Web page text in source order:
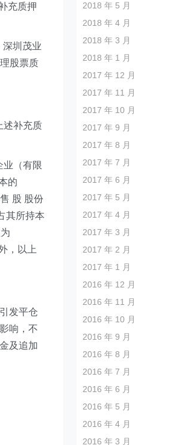
充质押
深圳茂业
股票质
述补充质
业（有限
的
股 股份
其所持本
，以上
发平仓
响，不
及追加
2018 年 5 月
2018 年 4 月
2018 年 3 月
2018 年 1 月
2017 年 12 月
2017 年 11 月
2017 年 10 月
2017 年 9 月
2017 年 8 月
2017 年 7 月
2017 年 6 月
2017 年 5 月
2017 年 4 月
2017 年 3 月
2017 年 2 月
2017 年 1 月
2016 年 12 月
2016 年 11 月
2016 年 10 月
2016 年 9 月
2016 年 8 月
2016 年 7 月
2016 年 6 月
2016 年 5 月
2016 年 4 月
2016 年 3 月